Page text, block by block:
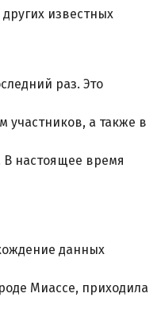
известных
раз. Это
участников, а также в
настоящее время
данных
Миассе, приходила